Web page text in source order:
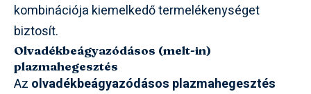
kombinációja kiemelkedő termelékenységet
biztosít.
Olvadékbeágyazódásos (melt-in)
plazmahegesztés
Az olvadékbeágyazódásos plazmahegesztés